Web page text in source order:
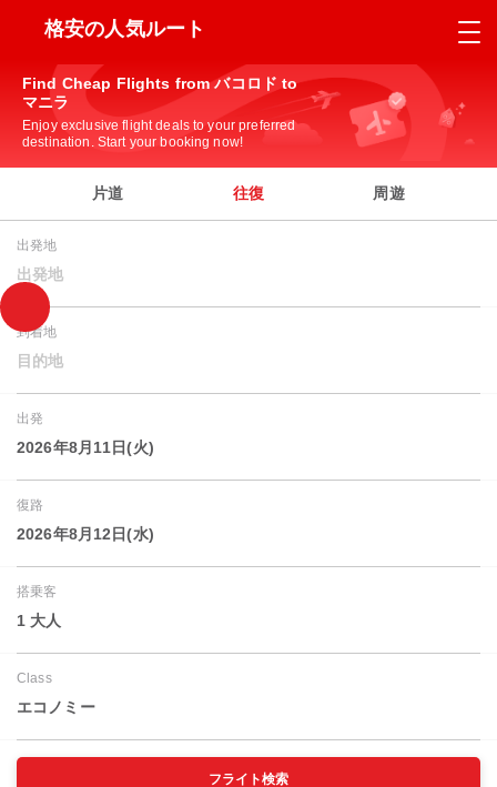
格安の人気ルート
Find Cheap Flights from バコロド to
マニラ
Enjoy exclusive flight deals to your preferred
destination. Start your booking now!
片道 往復 周遊
出発地
出発地
到着地
目的地
出発
2026年8月11日(火)
復路
2026年8月12日(水)
搭乗客
1 大人
Class
エコノミー
フライト検索